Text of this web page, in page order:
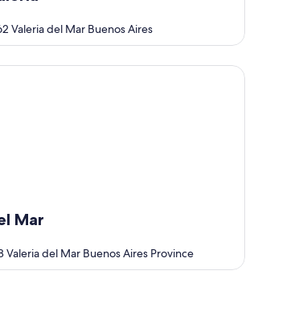
Valeria del Mar Buenos Aires
Mar
Valeria del Mar Buenos Aires Province